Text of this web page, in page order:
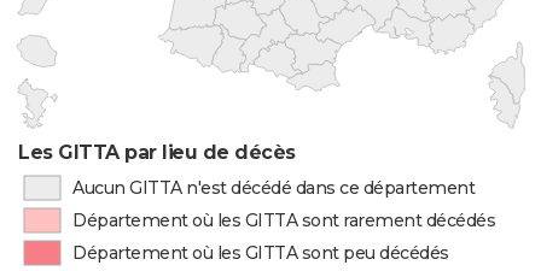
Les GITTA par lieu de décès
Aucun GITTA n'est décédé dans ce département
Département où les GITTA sont rarement décédés
Département où les GITTA sont peu décédés